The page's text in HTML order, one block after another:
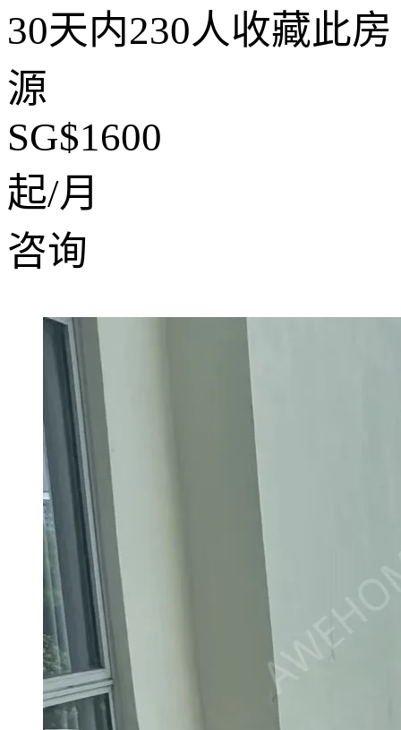
30天内230人收藏此房
源
SG$1600
起/月
咨询